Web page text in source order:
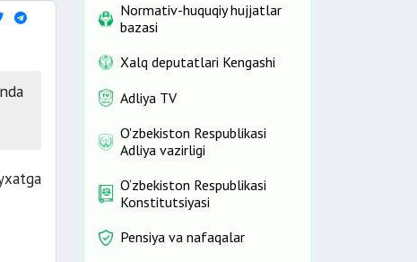
Normativ-huquqiy hujjatlar
bazasi
Xalq deputatlari Kengashi
Adliya TV
O'zbekiston Respublikasi
Adliya vazirligi
O‘zbekiston Respublikasi
Konstitutsiyasi
Pensiya va nafaqalar